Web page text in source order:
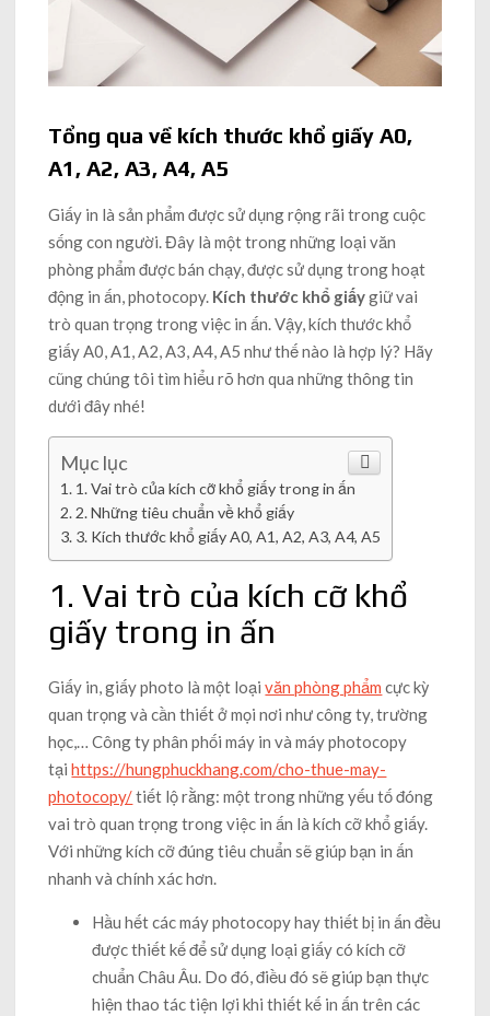
Ứng dụng AI trong doanh nghiệp để cắt giảm chi phí vận hành
Ứng dụng AI cho chăm sóc khách hàng giúp web phản hồi
24/7
Tổng qua về kích thước khổ giấy A0,
A1, A2, A3, A4, A5
Giấy in là sản phẩm được sử dụng rộng rãi trong cuộc
sống con người. Đây là một trong những loại văn
phòng phẩm được bán chạy, được sử dụng trong hoạt
động in ấn, photocopy. Kích thước khổ giấygiữ vai
trò quan trọng trong việc in ấn. Vậy, kích thước khổ
giấy A0, A1, A2, A3, A4, A5 như thế nào là hợp lý? Hãy
cũng chúng tôi tìm hiểu rõ hơn qua những thông tin
dưới đây nhé!
Mục lục
1. Vai trò của kích cỡ khổ giấy trong in ấn
2. Những tiêu chuẩn về khổ giấy
3. Kích thước khổ giấy A0, A1, A2, A3, A4, A5
1. Vai trò của kích cỡ khổ
giấy trong in ấn
Giấy in, giấy photo là một loạivăn phòng phẩm cực kỳ
quan trọng và cần thiết ở mọi nơi như công ty, trường
học,… Công ty phân phối máy in và máy photocopy
tạihttps://hungphuckhang.com/cho-thue-may-
photocopy/tiết lộ rằng: một trong những yếu tố đóng
vai trò quan trọng trong việc in ấn là kích cỡ khổ giấy.
Với những kích cỡ đúng tiêu chuẩn sẽ giúp bạn in ấn
nhanh và chính xác hơn.
Hầu hết các máy photocopy hay thiết bị in ấn đều
được thiết kế để sử dụng loại giấy có kích cỡ
chuẩn Châu Âu. Do đó, điều đó sẽ giúp bạn thực
hiện thao tác tiện lợi khi thiết kế in ấn trên các